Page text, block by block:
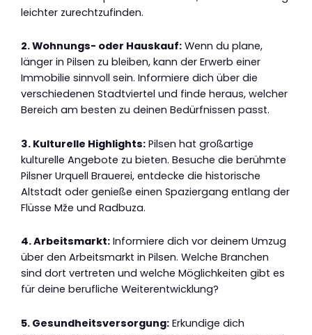
leichter zurechtzufinden.
2. Wohnungs- oder Hauskauf: Wenn du plane,
länger in Pilsen zu bleiben, kann der Erwerb einer
Immobilie sinnvoll sein. Informiere dich über die
verschiedenen Stadtviertel und finde heraus, welcher
Bereich am besten zu deinen Bedürfnissen passt.
3. Kulturelle Highlights: Pilsen hat großartige
kulturelle Angebote zu bieten. Besuche die berühmte
Pilsner Urquell Brauerei, entdecke die historische
Altstadt oder genieße einen Spaziergang entlang der
Flüsse Mže und Radbuza.
4. Arbeitsmarkt: Informiere dich vor deinem Umzug
über den Arbeitsmarkt in Pilsen. Welche Branchen
sind dort vertreten und welche Möglichkeiten gibt es
für deine berufliche Weiterentwicklung?
5. Gesundheitsversorgung: Erkundige dich